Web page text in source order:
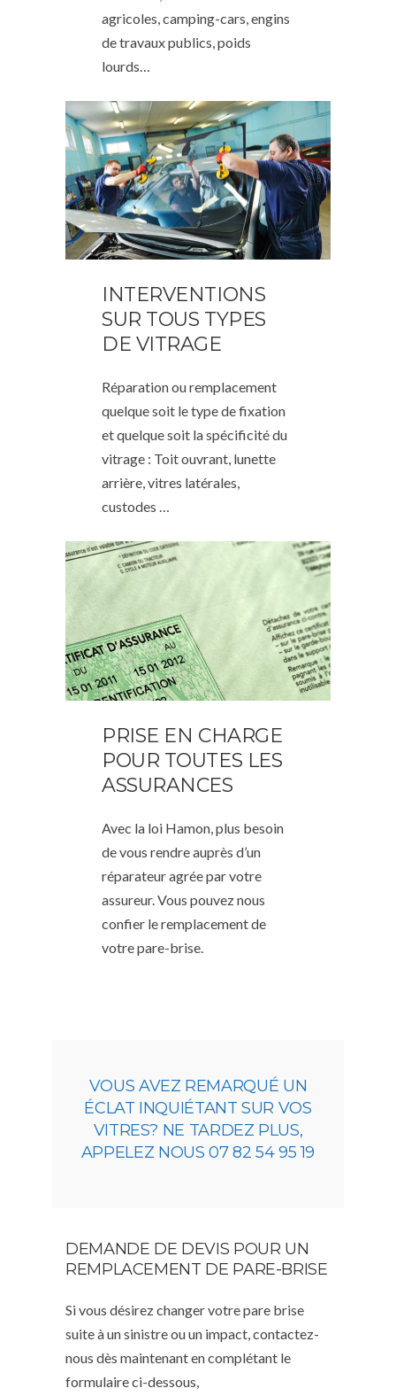
agricoles, camping-cars, engins
de travaux publics, poids
lourds…
INTERVENTIONS
SUR TOUS TYPES
DE VITRAGE
Réparation ou remplacement
quelque soit le type de fixation
et quelque soit la spécificité du
vitrage : Toit ouvrant, lunette
arrière, vitres latérales,
custodes …
PRISE EN CHARGE
POUR TOUTES LES
ASSURANCES
Avec la loi Hamon, plus besoin
de vous rendre auprès d’un
réparateur agrée par votre
assureur. Vous pouvez nous
confier le remplacement de
votre pare-brise.
VOUS AVEZ REMARQUÉ UN
ÉCLAT INQUIÉTANT SUR VOS
VITRES? NE TARDEZ PLUS,
APPELEZ NOUS 07 82 54 95 19
DEMANDE DE DEVIS POUR UN
REMPLACEMENT DE PARE-BRISE
Si vous désirez changer votre pare brise
suite à un sinistre ou un impact, contactez-
nous dès maintenant en complétant le
formulaire ci-dessous,